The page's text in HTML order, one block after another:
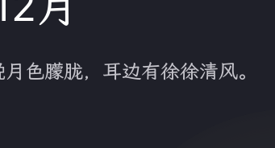
色朦胧，耳边有徐徐清风。